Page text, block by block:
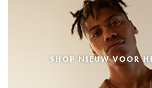
SHOP NIEUW VOOR